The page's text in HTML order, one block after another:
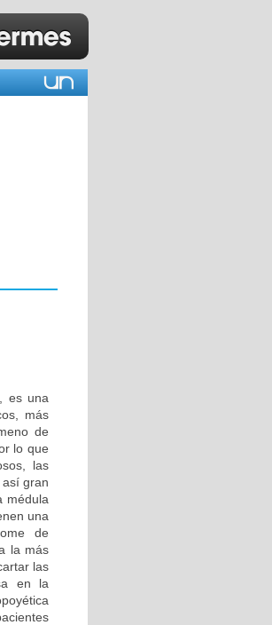
es una
más
de
lo que
las
gran
médula
una
de
la más
las
en la